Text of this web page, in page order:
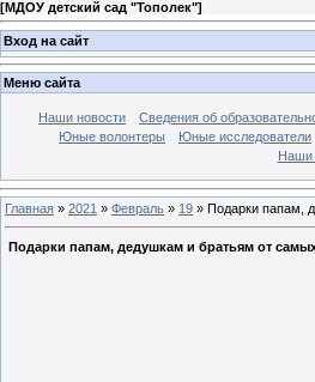
[МДОУ детский сад "Тополек"]
Вход на сайт
Меню сайта
Наши новости Сведения об
Юные волонтеры
Юные исследователи
Наши
Главная » 2021 » Февраль » 19 » Подарки папам,
Подарки папам, дедушкам и братьям от